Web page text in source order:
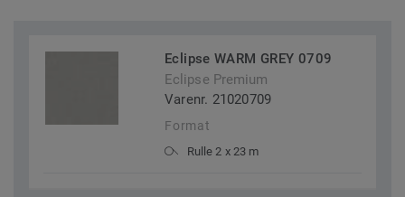
Eclipse WARM GREY 0709
Eclipse Premium
Varenr. 21020709
Format
Rulle 2 x 23 m